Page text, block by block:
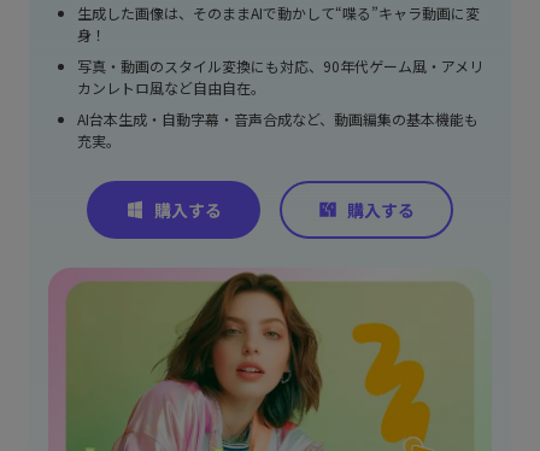
生成した画像は、そのままAIで動かして“喋る”キャラ動画に変
身！
写真・動画のスタイル変換にも対応、90年代ゲーム風・アメリ
カンレトロ風など自由自在。
AI台本生成・自動字幕・音声合成など、動画編集の基本機能も
充実。